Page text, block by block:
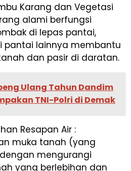
Karang dan Vegetasi
alami berfungsi
di lepas pantai,
pantai lainnya membantu
dan pasir di daratan.
Ulang Tahun Dandim
TNI-Polri di Demak
Resapan Air :
muka tanah (yang
mengurangi
yang berlebihan dan